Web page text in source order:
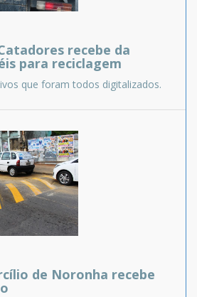
recebe da
para reciclagem
que foram todos digitalizados.
de Noronha recebe